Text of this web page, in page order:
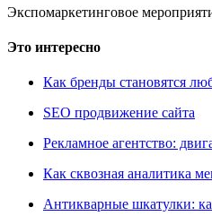
Экспомаркетинговое
Это интересно
Как бренды становятся
SEO продвижение сайта
Рекламное агентство:
Как сквозная аналитика
Антикварные шкатулки: